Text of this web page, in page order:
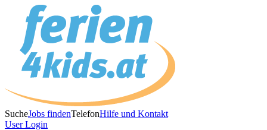
SucheJobs findenTelefonHilfe und Kontakt
UserLogin